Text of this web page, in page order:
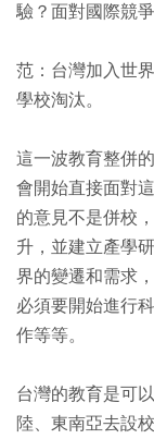
驗？面對國際競
范：台灣加入世
學校淘汰。
這一波教育整併
會開始直接面對
的意見不是併校
升，並建立產學
界的變遷和需求
必須要開始進行
作等等。
台灣的教育是可
陸、東南亞去設